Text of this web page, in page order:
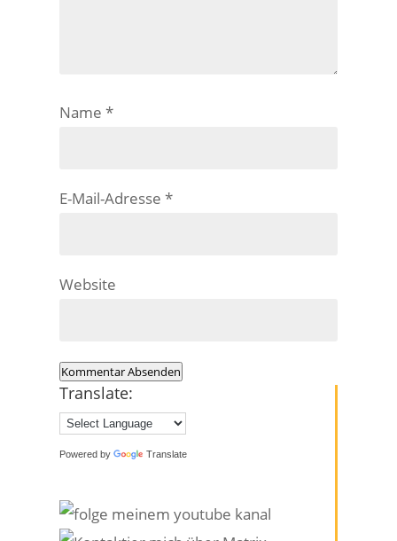
Name*
E-Mail-Adresse*
Website
Kommentar Absenden
Translate:
Powered by Translate